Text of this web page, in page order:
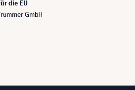
die EU
GmbH